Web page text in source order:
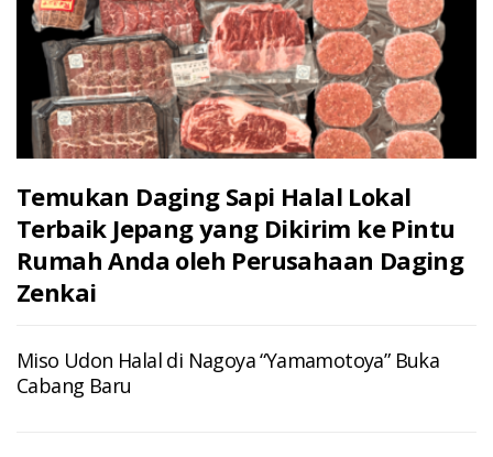
Temukan Daging Sapi Halal Lokal
Terbaik Jepang yang Dikirim ke Pintu
Rumah Anda oleh Perusahaan Daging
Zenkai
Miso Udon Halal di Nagoya “Yamamotoya” Buka
Cabang Baru